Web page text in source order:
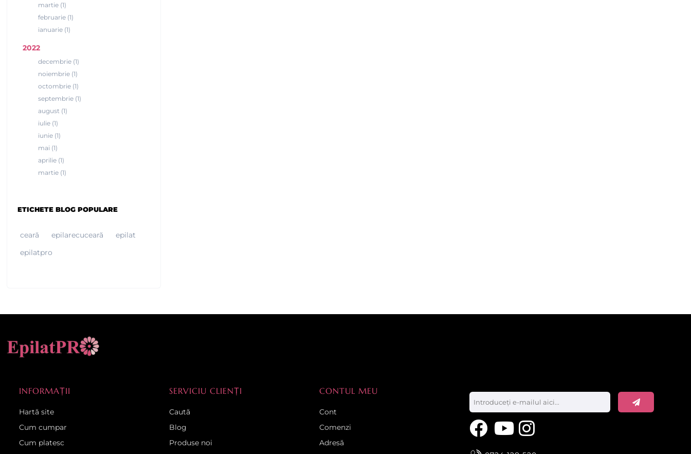
martie (1)
februarie (1)
ianuarie (1)
2022
decembrie (1)
noiembrie (1)
octombrie (1)
septembrie (1)
august (1)
iulie (1)
iunie (1)
mai (1)
aprilie (1)
martie (1)
ETICHETE BLOG POPULARE
ceară epilarecuceară
epilat
epilatpro
INFORMAȚII
Hartă site
Cum cumpar
Cum platesc
SERVICIU CLIENȚI
Caută
Blog
Produse noi
CONTUL MEU
Cont
Comenzi
Adresă